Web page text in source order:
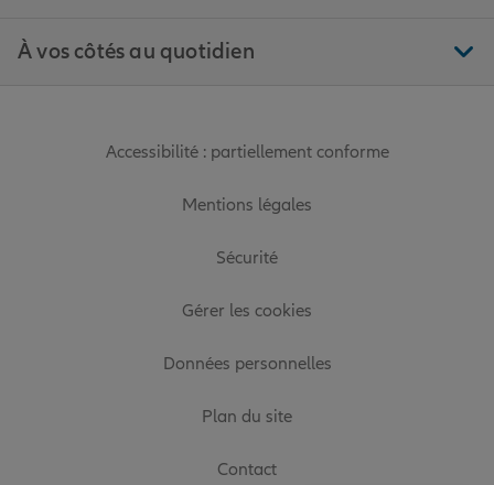
À vos côtés au quotidien
Accessibilité : partiellement conforme
Mentions légales
Sécurité
Gérer les cookies
Données personnelles
Plan du site
Contact